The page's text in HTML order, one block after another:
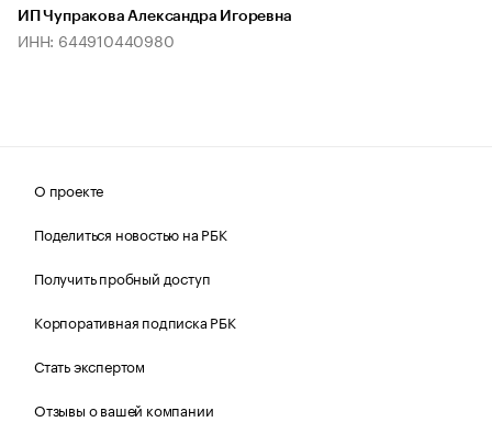
ИП Чупракова Александра Игоревна
ИНН: 644910440980
О проекте
Поделиться новостью на РБК
Получить пробный доступ
Корпоративная подписка РБК
Стать экспертом
Отзывы о вашей компании